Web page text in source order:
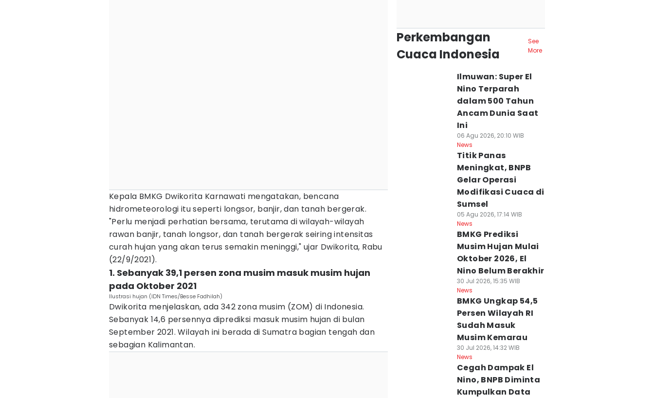
Kepala BMKG Dwikorita Karnawati mengatakan, bencana
hidrometeorologi itu seperti longsor, banjir, dan tanah bergerak.
"Perlu menjadi perhatian bersama, terutama di wilayah-wilayah
rawan banjir, tanah longsor, dan tanah bergerak seiring intensitas
curah hujan yang akan terus semakin meninggi," ujar Dwikorita, Rabu
(22/9/2021).
1. Sebanyak 39,1 persen zona musim masuk musim hujan
pada Oktober 2021
Ilustrasi hujan (IDN Times/Besse Fadhilah)
Dwikorita menjelaskan, ada 342 zona musim (ZOM) di Indonesia.
Sebanyak 14,6 persennya diprediksi masuk musim hujan di bulan
September 2021. Wilayah ini berada di Sumatra bagian tengah dan
sebagian Kalimantan.
Perkembangan
Cuaca Indonesia
See
More
Ilmuwan: Super El
Nino Terparah
dalam 500 Tahun
Ancam Dunia Saat
Ini
06 Agu 2026, 20:10 WIB
News
Titik Panas
Meningkat, BNPB
Gelar Operasi
Modifikasi Cuaca di
Sumsel
05 Agu 2026, 17:14 WIB
News
BMKG Prediksi
Musim Hujan Mulai
Oktober 2026, El
Nino Belum Berakhir
30 Jul 2026, 15:35 WIB
News
BMKG Ungkap 54,5
Persen Wilayah RI
Sudah Masuk
Musim Kemarau
30 Jul 2026, 14:32 WIB
News
Cegah Dampak El
Nino, BNPB Diminta
Kumpulkan Data